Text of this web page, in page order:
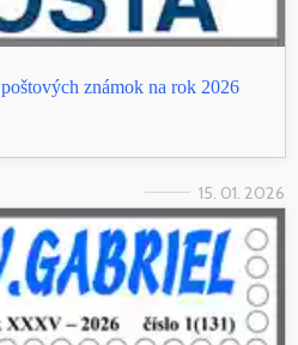
známok na rok 2026
15. 01. 2026